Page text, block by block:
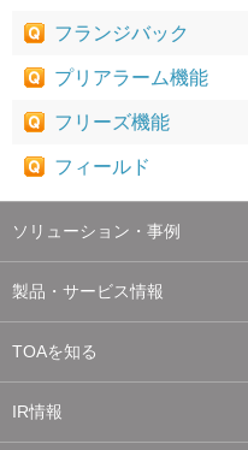
フランジバック
プリアラーム機能
フリーズ機能
フィールド
ソリューション・事例
製品・サービス情報
TOAを知る
IR情報